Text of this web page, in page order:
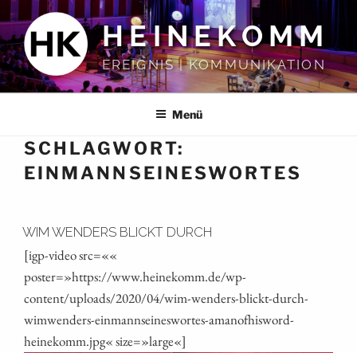
Inhalt
springen
HEINEKOMM
EREIGNIS | KOMMUNIKATION
Menü
SCHLAGWORT:
EINMANNSEINESWORTES
WIM WENDERS BLICKT DURCH
[igp-video src=««
poster=»https://www.heinekomm.de/wp-
content/uploads/2020/04/wim-wenders-blickt-durch-
wimwenders-einmannseineswortes-amanofhisword-
heinekomm.jpg« size=»large«]